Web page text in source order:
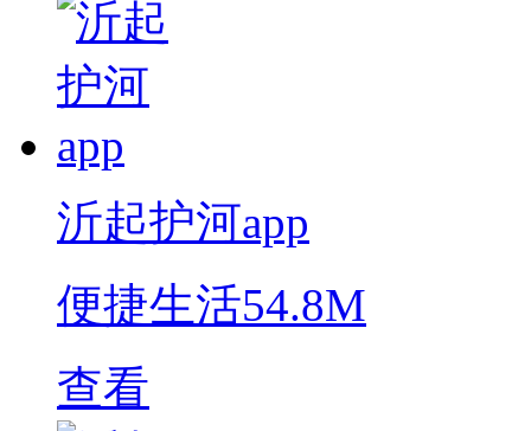
沂起护河app
便捷生活54.8M
查看